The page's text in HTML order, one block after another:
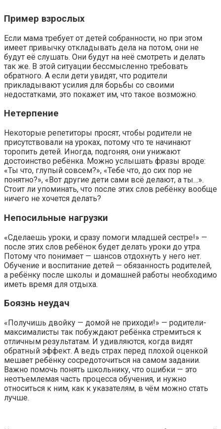
Пример взрослых
Если мама требует от детей собранности, но при этом
имеет привычку откладывать дела на потом, они не
будут её слушать. Они будут на неё смотреть и делать
так же. В этой ситуации бессмысленно требовать
обратного. А если дети увидят, что родители
прикладывают усилия для борьбы со своими
недостатками, это покажет им, что такое возможно.
Нетерпение
Некоторые репетиторы просят, чтобы родители не
присутствовали на уроках, потому что те начинают
торопить детей. Иногда, подгоняя, они унижают
достоинство ребёнка. Можно услышать фразы вроде:
«Ты что, глупый совсем?», «Тебе что, до сих пор не
понятно?», «Вот другие дети сами всё делают, а ты…».
Стоит ли упоминать, что после этих слов ребёнку вообще
ничего не хочется делать?
Непосильные нагрузки
«Сделаешь уроки, и сразу помоги младшей сестре!» —
после этих слов ребёнок будет делать уроки до утра.
Потому что понимает — шансов отдохнуть у него нет.
Обучение и воспитание детей — обязанность родителей,
а ребёнку после школы и домашней работы необходимо
иметь время для отдыха.
Боязнь неудач
«Получишь двойку — домой не приходи!» — родители-
максималисты так побуждают ребёнка стремиться к
отличным результатам. И удивляются, когда видят
обратный эффект. А ведь страх перед плохой оценкой
мешает ребёнку сосредоточиться на самом задании.
Важно помочь понять школьнику, что ошибки — это
неотъемлемая часть процесса обучения, и нужно
относиться к ним, как к указателям, в чём можно стать
лучше.